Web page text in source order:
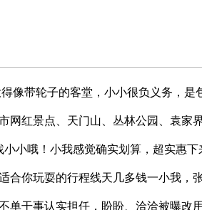
像带轮子的客堂，小小很负义务，
红景点、天门山、丛林公园、袁
小哦！小我感觉确实划算，超实惠
你玩耍的行程线天几多钱一小我
干事认实担任，盼盼、洽洽被曝